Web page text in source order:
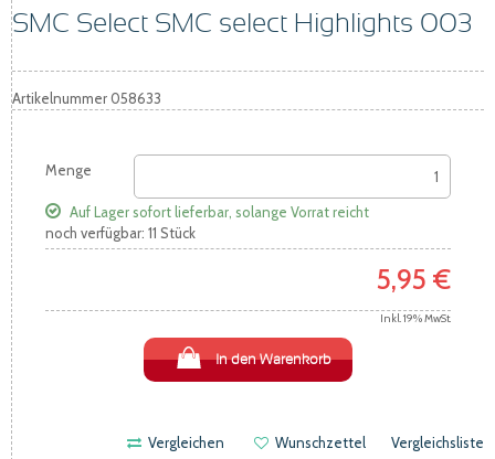
SMC Select SMC select Highlights 003
Artikelnummer058633
Menge
Auf Lagersofort lieferbar, solange Vorrat reicht
noch verfügbar: 11 Stück
5,95 €
Inkl. 19% MwSt.
In den Warenkorb
Vergleichen Wunschzettel Vergleichsliste